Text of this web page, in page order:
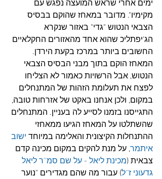
ימים אחרי שראש המועצה נפגש עם
מקימיו". מדובר במאחז שהוקם בבסיס
הצבאי הנטוש "גדי" באזור שנקרא
הג'יפתליכ שהוא אחד מהאזורים החקלאיים
החשובים ביותר במרכז בקעת הירדן.
המאחז הוקם בתוך מבני הבסיס הצבאי
הנטוש, אבל הרשויות כאמור לא הצליחו
לפצח את תעלומת הזהות של המתנחלים
במקום, ולכן אנחנו באקט של אזרחות טובה,
התגייסנו בזמנו לסייע לה בעניין. המתנחלים
שהשתלטו על המאחז הגיעו ממאחזי
ההתנחלות הקיצונית והאלימה במיוחד ישוב
איתמר, על מנת להקים במקום מכינה קדם
צבאית (מכינת ליאל - על שם סמ''ר ליאל
גדעוני ז''ל) עבור מה שהם מגדירים "נוער